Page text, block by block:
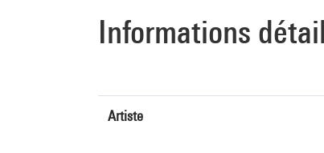
Informations
Artiste